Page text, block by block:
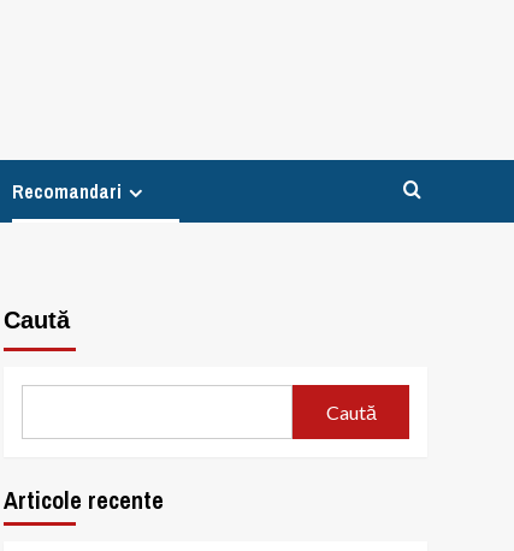
Recomandari
Caută
Caută
Articole recente